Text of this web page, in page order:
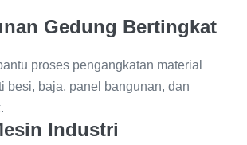
Gedung Bertingkat
proses pengangkatan material
besi, baja, panel bangunan, dan
Industri